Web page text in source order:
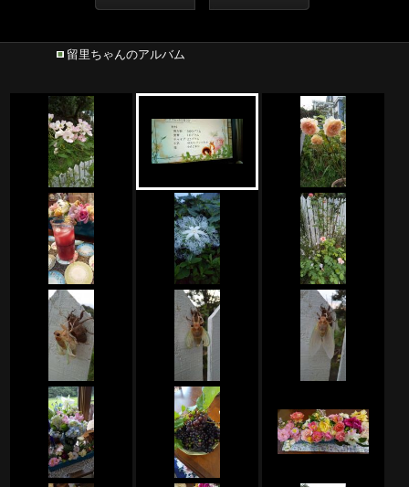
留里ちゃんのアルバム